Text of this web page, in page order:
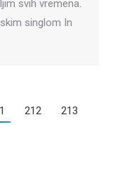
svih vremena.
singlom In
212
213